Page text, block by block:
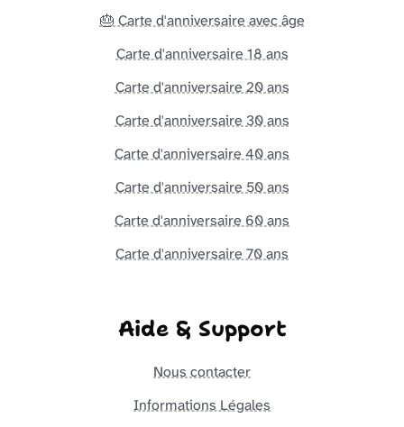
🎂 Carte d'anniversaire avec âge
Carte d'anniversaire 18 ans
Carte d'anniversaire 20 ans
Carte d'anniversaire 30 ans
Carte d'anniversaire 40 ans
Carte d'anniversaire 50 ans
Carte d'anniversaire 60 ans
Carte d'anniversaire 70 ans
Aide & Support
Nous contacter
Informations Légales